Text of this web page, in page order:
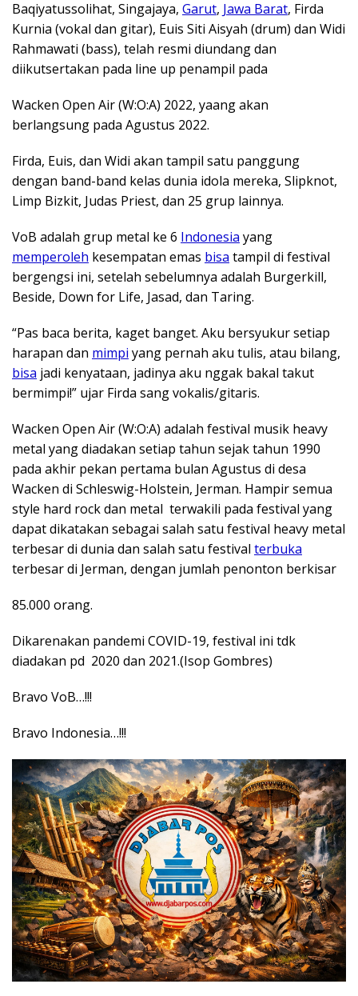
Baqiyatussolihat, Singajaya, Garut, Jawa Barat, Firda
Kurnia (vokal dan gitar), Euis Siti Aisyah (drum) dan Widi
Rahmawati (bass), telah resmi diundang dan
diikutsertakan pada line up penampil pada
Wacken Open Air (W:O:A) 2022, yaang akan
berlangsung pada Agustus 2022.
Firda, Euis, dan Widi akan tampil satu panggung
dengan band-band kelas dunia idola mereka, Slipknot,
Limp Bizkit, Judas Priest, dan 25 grup lainnya.
VoB adalah grup metal ke 6 Indonesia yang
memperoleh kesempatan emas bisa tampil di festival
bergengsi ini, setelah sebelumnya adalah Burgerkill,
Beside, Down for Life, Jasad, dan Taring.
“Pas baca berita, kaget banget. Aku bersyukur setiap
harapan dan mimpi yang pernah aku tulis, atau bilang,
bisa jadi kenyataan, jadinya aku nggak bakal takut
bermimpi!” ujar Firda sang vokalis/gitaris.
Wacken Open Air (W:O:A) adalah festival musik heavy
metal yang diadakan setiap tahun sejak tahun 1990
pada akhir pekan pertama bulan Agustus di desa
Wacken di Schleswig-Holstein, Jerman. Hampir semua
style hard rock dan metal terwakili pada festival yang
dapat dikatakan sebagai salah satu festival heavy metal
terbesar di dunia dan salah satu festival terbuka
terbesar di Jerman, dengan jumlah penonton berkisar
85.000 orang.
Dikarenakan pandemi COVID-19, festival ini tdk
diadakan pd 2020 dan 2021.(Isop Gombres)
Bravo VoB…!!!
Bravo Indonesia…!!!